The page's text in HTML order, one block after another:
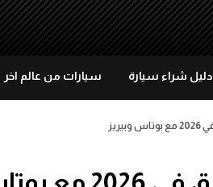
دليل شراء سيارة سيارات من عالم اخر